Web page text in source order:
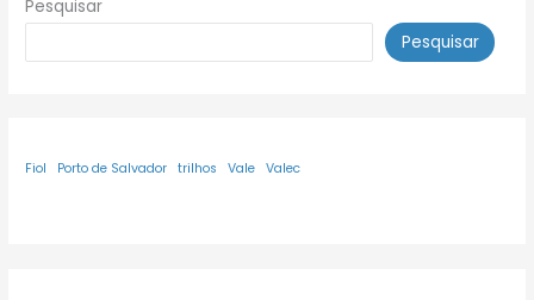
Pesquisar
Pesquisar
Fiol Porto de Salvador trilhos Vale Valec